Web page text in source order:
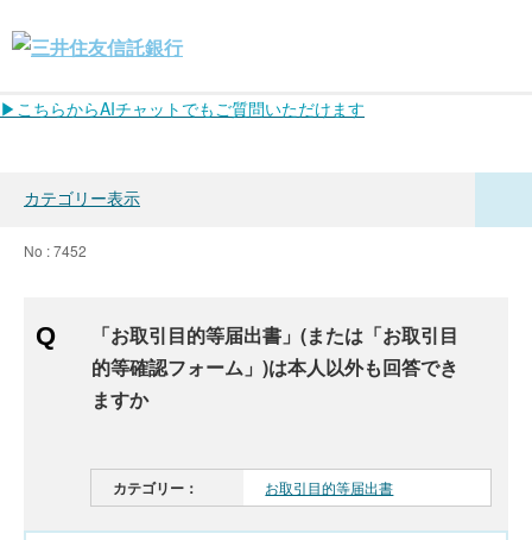
▶こちらからAIチャットでもご質問いただけます
カテゴリー表示
No : 7452
「お取引目的等届出書」(または「お取引目
的等確認フォーム」)は本人以外も回答でき
ますか
カテゴリー： お取引目的等届出書